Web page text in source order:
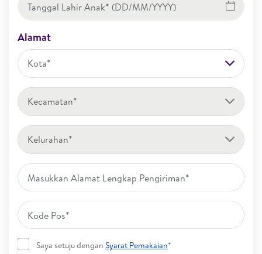
Alamat
Kota*
Kecamatan*
Kelurahan*
Saya setuju dengan Syarat Pemakaian*